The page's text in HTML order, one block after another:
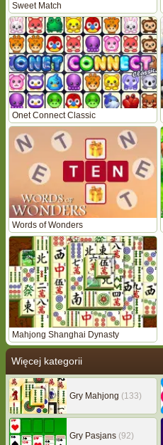
Sweet Match
Onet Connect Classic
Words of Wonders
Mahjong Shanghai Dynasty
Więcej kategorii
Gry Mahjong (133)
Gry Pasjans (92)